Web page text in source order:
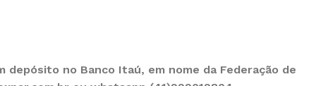
no Banco Itaú, em nome da Federação de